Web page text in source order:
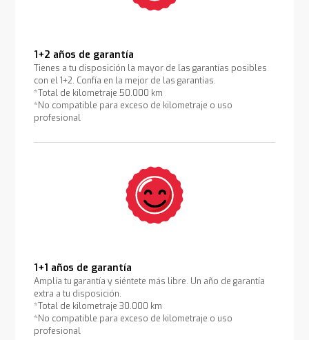
1+2 años de garantía
Tienes a tu disposición la mayor de las garantías posibles
con el 1+2. Confía en la mejor de las garantías.
*Total de kilometraje 50.000 km
*No compatible para exceso de kilometraje o uso
profesional
1+1 años de garantía
Amplía tu garantía y siéntete más libre. Un año de garantía
extra a tu disposición.
*Total de kilometraje 30.000 km
*No compatible para exceso de kilometraje o uso
profesional